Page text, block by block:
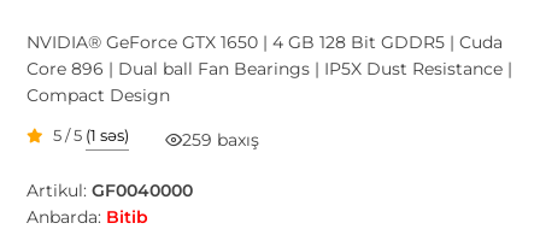
NVIDIA® GeForce GTX 1650 | 4 GB 128 Bit GDDR5 | Cuda
Core 896 | Dual ball Fan Bearings | IP5X Dust Resistance |
Compact Design
5 / 5 (1 səs) 259 baxış
Artikul:GF0040000
Anbarda: Bitib